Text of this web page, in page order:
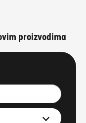
proizvodima